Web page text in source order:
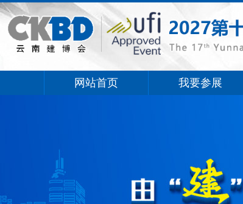
网站首页 我要参展